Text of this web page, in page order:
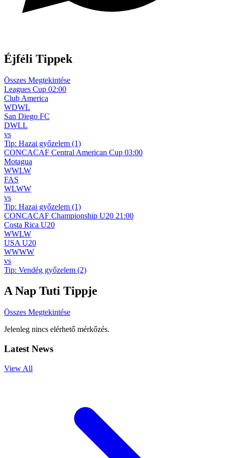
Éjféli Tippek
Összes Megtekintése
Leagues Cup 02:00
Club America
WDWL
San Diego FC
DWLL
vs
Tip: Hazai győzelem (1)
CONCACAF Central American Cup 03:00
Motagua
WWLW
FAS
WLWW
vs
Tip: Hazai győzelem (1)
CONCACAF Championship U20 21:00
Costa Rica U20
WWLW
USA U20
WWWW
vs
Tip: Vendég győzelem (2)
A Nap Tuti Tippje
Összes Megtekintése
Jelenleg nincs elérhető mérkőzés.
Latest News
View All